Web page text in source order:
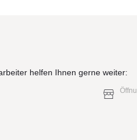
helfen Ihnen gerne weiter: